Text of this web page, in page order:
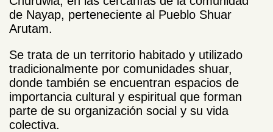
de Nayap, perteneciente al Pueblo Shuar
Arutam.
Se trata de un territorio habitado y utilizado
tradicionalmente por comunidades shuar,
donde también se encuentran espacios de
importancia cultural y espiritual que forman
parte de su organización social y su vida
colectiva.